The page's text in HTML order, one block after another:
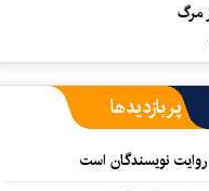
مرگ
پربازدیدها
نویسندگان است